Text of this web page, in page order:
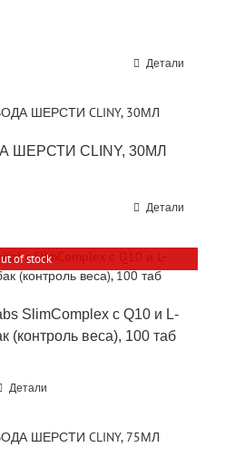
Детали
ШЕРСТИ CLINY, 30МЛ
Детали
of stock
SlimComplex с Q10 и L-
(контроль веса), 100 таб
Детали